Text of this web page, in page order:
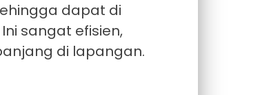
dapat di
sangat efisien,
di lapangan.